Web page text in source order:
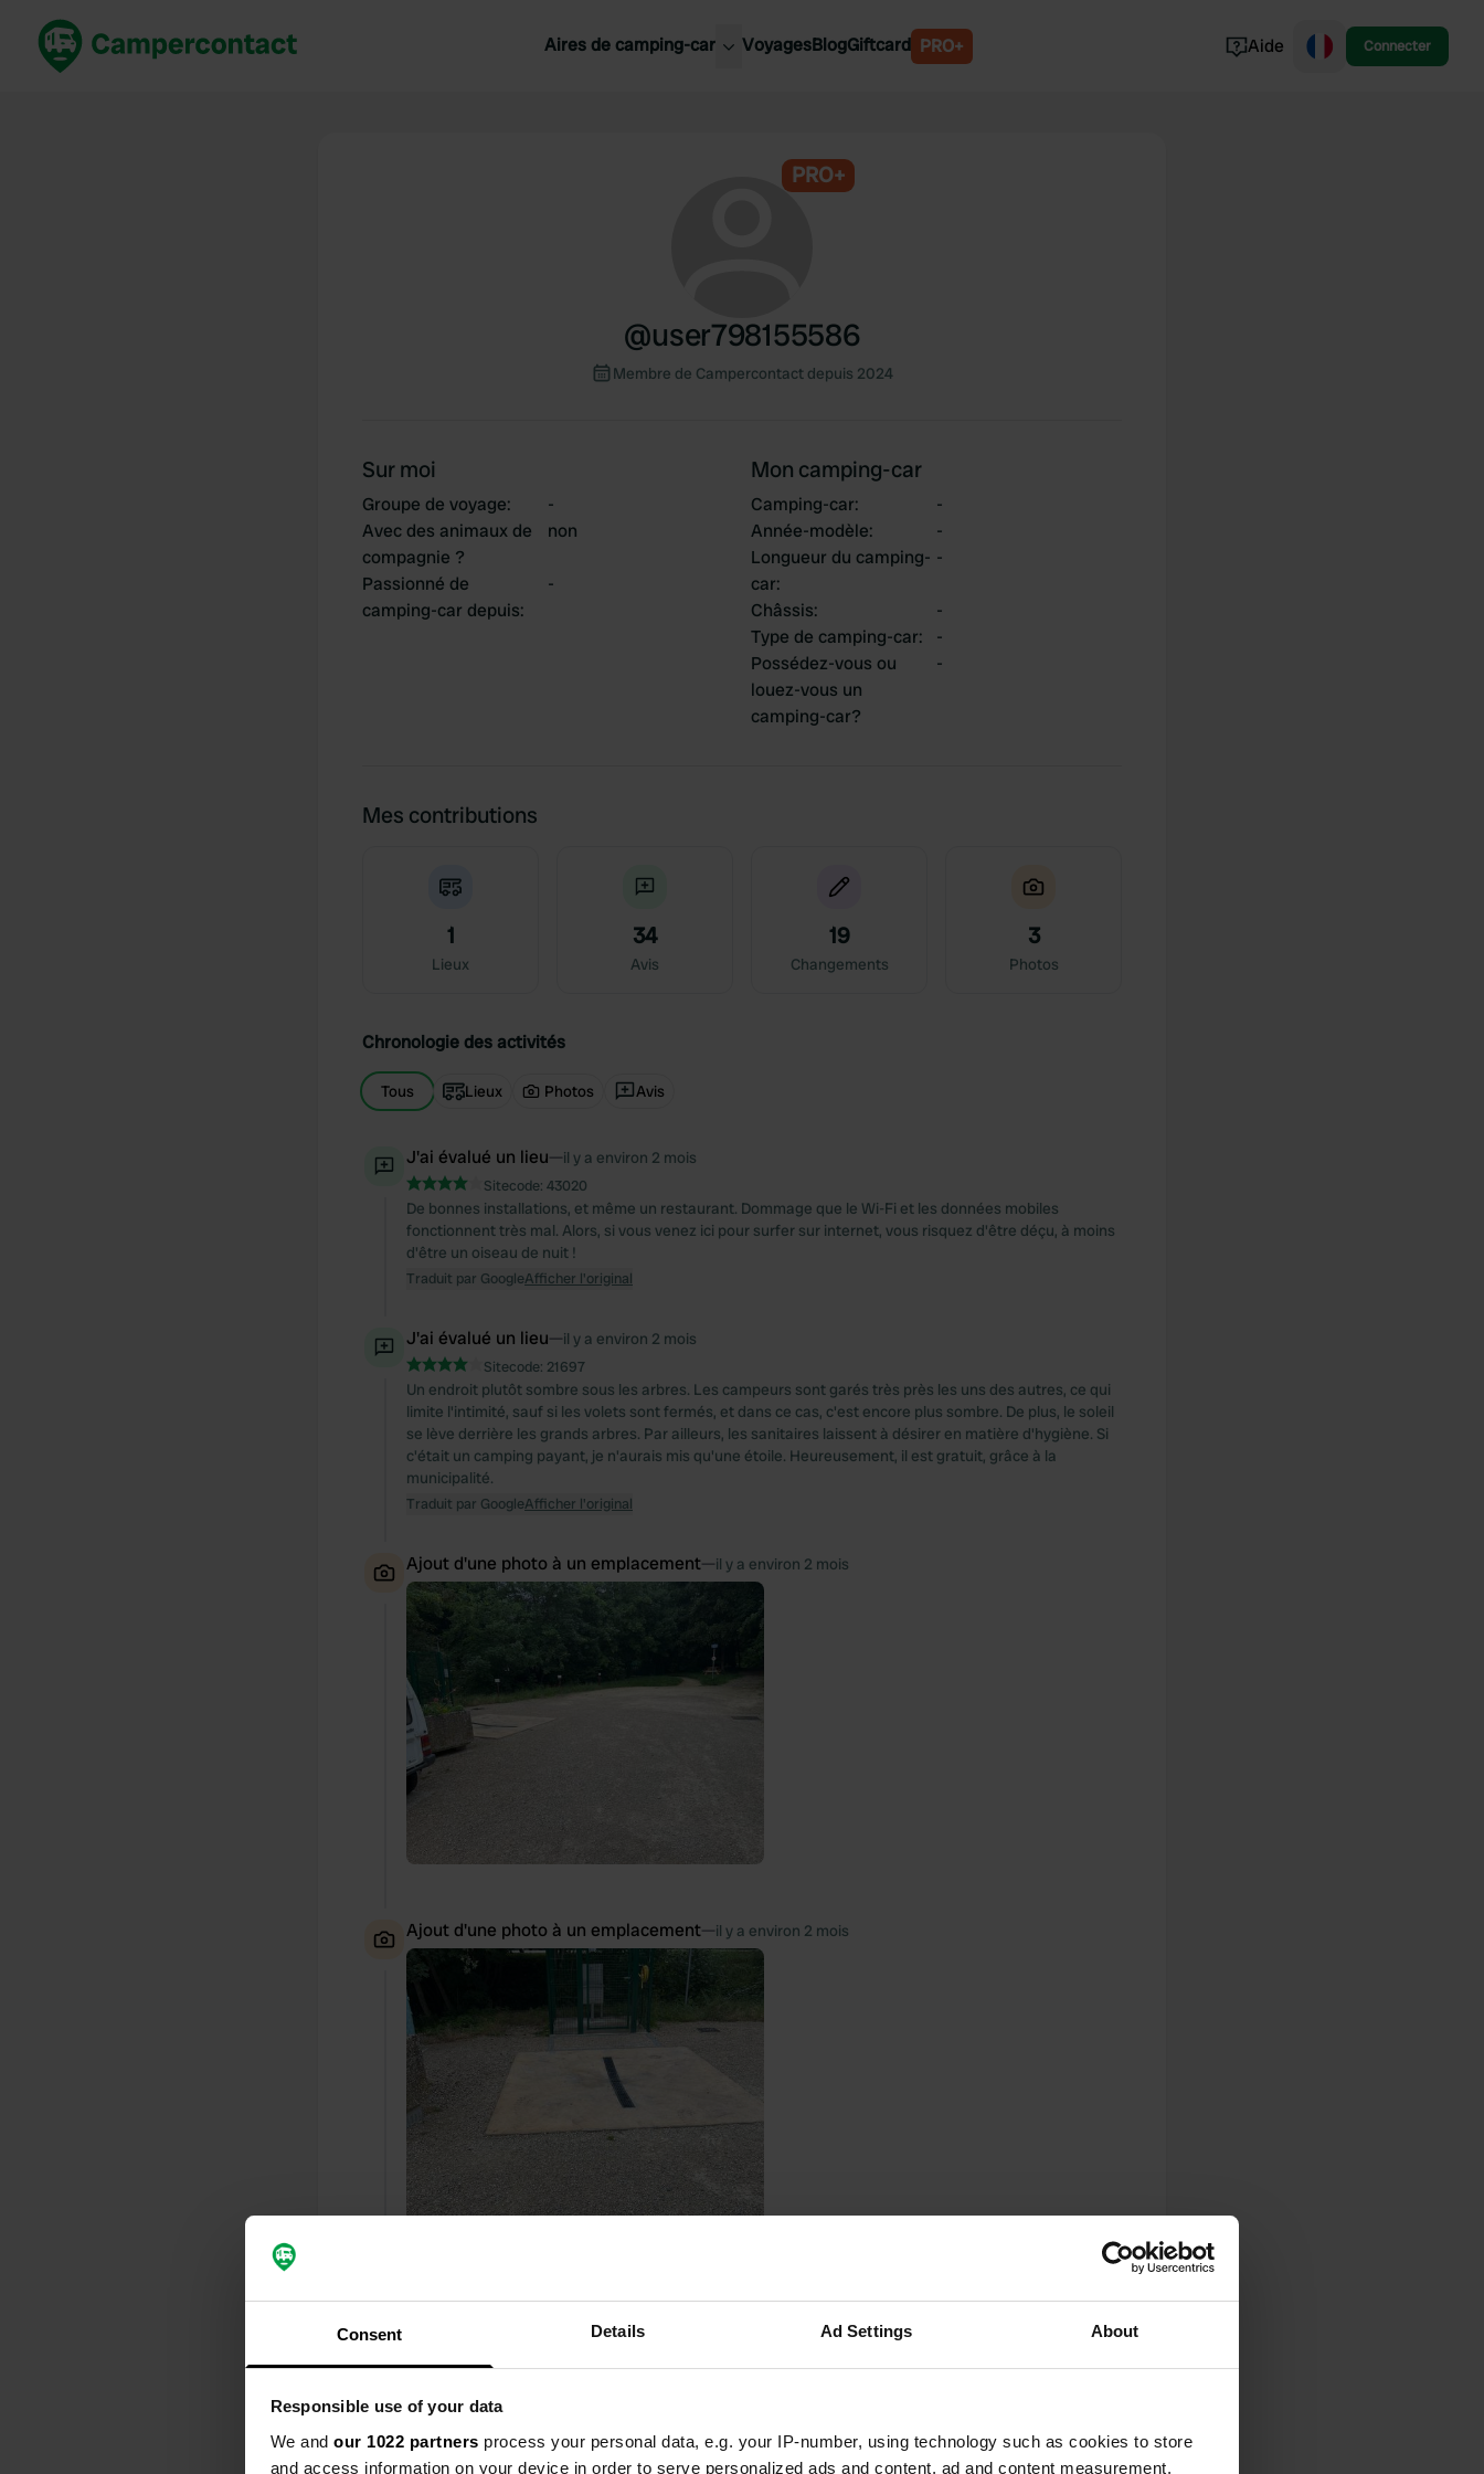
Consent Details Ad Settings About
Responsible use of your data
We and our 1022 partners process your personal data, e.g. your IP-number, using technology such as cookies to store
and access information on your device in order to serve personalized ads and content, ad and content measurement,
Aires de camping-car VoyagesBlogGiftcard PRO+ Aide Connecter
PRO+
@user798155586
Membre de Campercontact depuis 2024
Sur moi
Groupe de voyage:
-
Avec des animaux de
compagnie ?
non
Passionné de
camping-car depuis:
-
Mon camping-car
Camping-car:
-
Année-modèle:
-
Longueur du camping-
car:
-
Châssis:
-
Type de camping-car:
-
Possédez-vous ou
louez-vous un
camping-car?
-
Mes contributions
1
Lieux
34
Avis
19
Changements
3
Photos
Chronologie des activités
Tous Lieux Photos Avis
J'ai évalué un lieu—il y a environ 2 mois
Sitecode: 43020
De bonnes installations, et même un restaurant. Dommage que le Wi-Fi et les données mobiles
fonctionnent très mal. Alors, si vous venez ici pour surfer sur internet, vous risquez d'être déçu, à moins
d'être un oiseau de nuit !
Traduit par GoogleAfficher l'original
J'ai évalué un lieu—il y a environ 2 mois
Sitecode: 21697
Un endroit plutôt sombre sous les arbres. Les campeurs sont garés très près les uns des autres, ce qui
limite l'intimité, sauf si les volets sont fermés, et dans ce cas, c'est encore plus sombre. De plus, le soleil
se lève derrière les grands arbres. Par ailleurs, les sanitaires laissent à désirer en matière d'hygiène. Si
c'était un camping payant, je n'aurais mis qu'une étoile. Heureusement, il est gratuit, grâce à la
municipalité.
Traduit par GoogleAfficher l'original
Ajout d'une photo à un emplacement—il y a environ 2 mois
Ajout d'une photo à un emplacement—il y a environ 2 mois
Ajout d'une photo à un emplacement—il y a environ 2 mois